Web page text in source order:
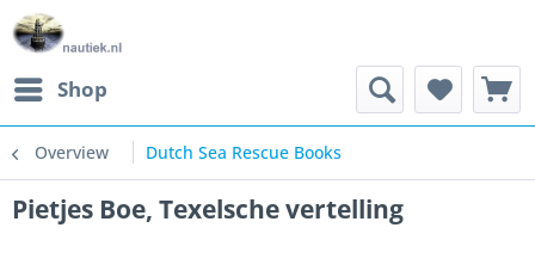
Shop
Overview Dutch Sea Rescue Books
Pietjes Boe, Texelsche vertelling